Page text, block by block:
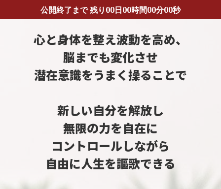
公開終了まで 残り00日00時間00分00秒
心と身体を整え波動を高め、
脳までも変化させ
潜在意識をうまく操ることで
新しい自分を解放し
無限の力を自在に
コントロールしながら
自由に人生を謳歌できる